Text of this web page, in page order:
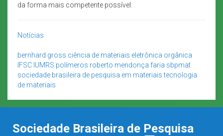
da forma mais competente possível.
Notícias
bernhard gross ciência de materiais eletrônica orgânica
IFSC IUMRS polímeros roberto mendonça faria sbpmat
sociedade brasileira de pesquisa em materiais tecnologia
de materiais
Sociedade Brasileira de Pesquisa